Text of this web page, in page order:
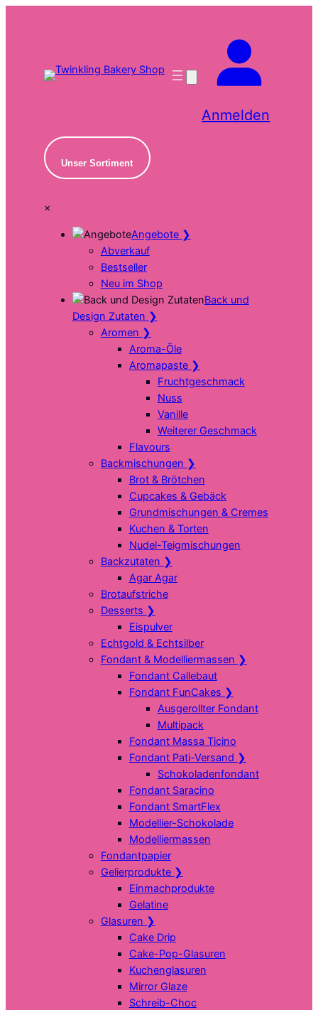
Anmelden
Unser Sortiment
×
Angebote ❯
Abverkauf
Bestseller
Neu im Shop
Back und
Design Zutaten ❯
Aromen ❯
Aroma-Öle
Aromapaste ❯
Fruchtgeschmack
Nuss
Vanille
Weiterer Geschmack
Flavours
Backmischungen ❯
Brot & Brötchen
Cupcakes & Gebäck
Grundmischungen & Cremes
Kuchen & Torten
Nudel-Teigmischungen
Backzutaten ❯
Agar Agar
Brotaufstriche
Desserts ❯
Eispulver
Echtgold & Echtsilber
Fondant & Modelliermassen ❯
Fondant Callebaut
Fondant FunCakes ❯
Ausgerollter Fondant
Multipack
Fondant Massa Ticino
Fondant Pati-Versand ❯
Schokoladenfondant
Fondant Saracino
Fondant SmartFlex
Modellier-Schokolade
Modelliermassen
Fondantpapier
Gelierprodukte ❯
Einmachprodukte
Gelatine
Glasuren ❯
Cake Drip
Cake-Pop-Glasuren
Kuchenglasuren
Mirror Glaze
Schreib-Choc